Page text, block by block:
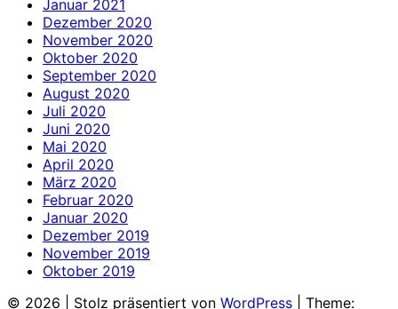
Januar 2021
Dezember 2020
November 2020
Oktober 2020
September 2020
August 2020
Juli 2020
Juni 2020
Mai 2020
April 2020
März 2020
Februar 2020
Januar 2020
Dezember 2019
November 2019
Oktober 2019
© 2026
Stolz präsentiert von WordPress Theme: